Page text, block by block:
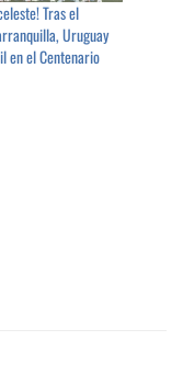
Tras el
Uruguay
en el Centenario